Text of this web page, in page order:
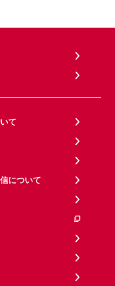
て
について